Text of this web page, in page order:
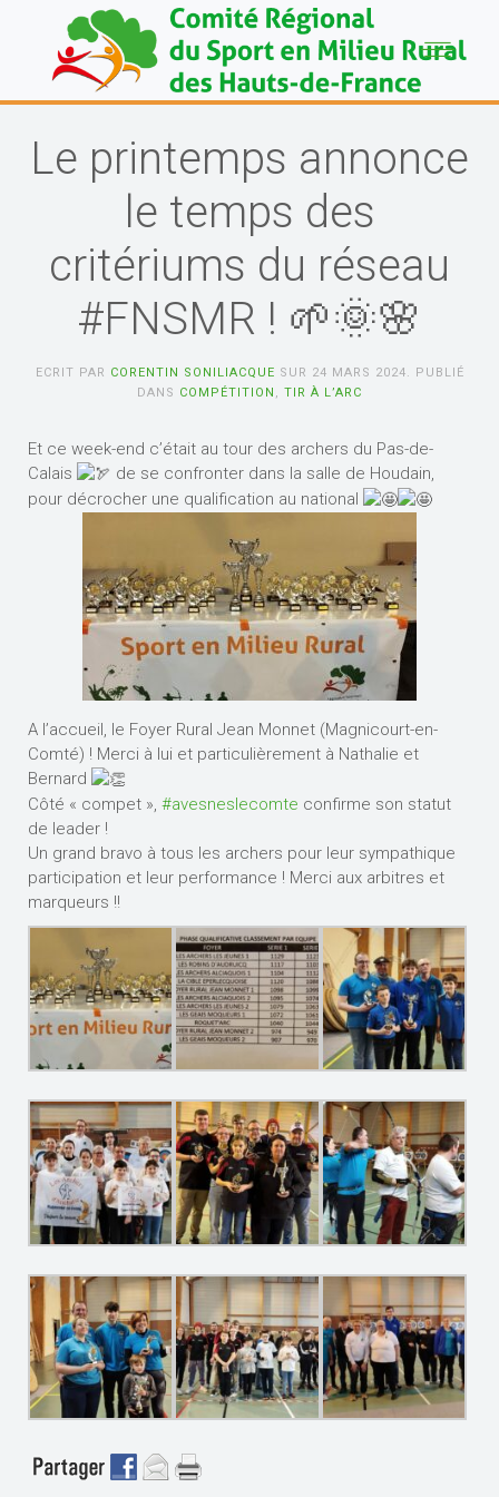
Le printemps annonce
le temps des
critériums du réseau
#FNSMR ! 🌱🌞🌸
ECRIT PAR CORENTIN SONILIACQUE SUR 24 MARS 2024. PUBLIÉ
DANS COMPÉTITION , TIR À L’ARC
Et ce week-end c’était au tour des archers du Pas-de-
Calais
de se confronter dans la salle de Houdain,
pour décrocher une qualification au national
A l’accueil, le Foyer Rural Jean Monnet (Magnicourt-en-
Comté) ! Merci à lui et particulièrement à Nathalie et
Bernard
Côté « compet », #avesneslecomte confirme son statut
de leader !
Un grand bravo à tous les archers pour leur sympathique
participation et leur performance ! Merci aux arbitres et
marqueurs !!